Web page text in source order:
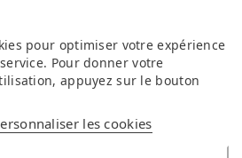
pour optimiser votre expérience
Pour donner votre
appuyez sur le bouton
les cookies